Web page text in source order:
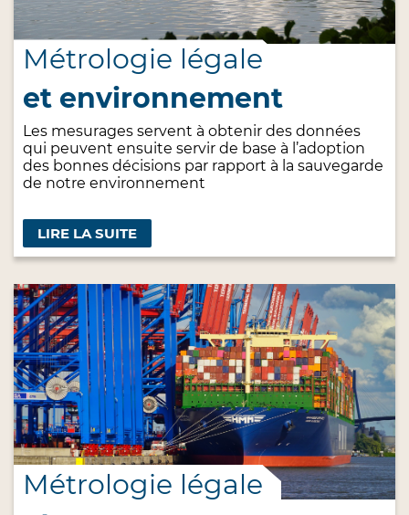
Métrologie légale
et environnement
Les mesurages servent à obtenir des données
qui peuvent ensuite servir de base à l’adoption
des bonnes décisions par rapport à la sauvegarde
de notre environnement
LIRE LA SUITE
Métrologie légale